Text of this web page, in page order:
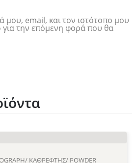
μου, email, και τον ιστότοπο μου
την επόμενη φορά που θα
ΚΑΘΡΈΦΤΗΣ/ POWDER